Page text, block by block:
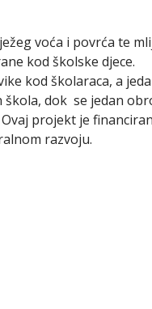
voća i povrća te
kod školske djece.
kod školaraca, a
dok se jedan
projekt je
razvoju.